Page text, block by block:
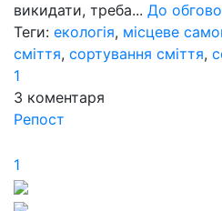
викидати, треба... До
Теги: екологія, місцеве
сміття, сортування сміття,
1
3 коментаря
Репост
1